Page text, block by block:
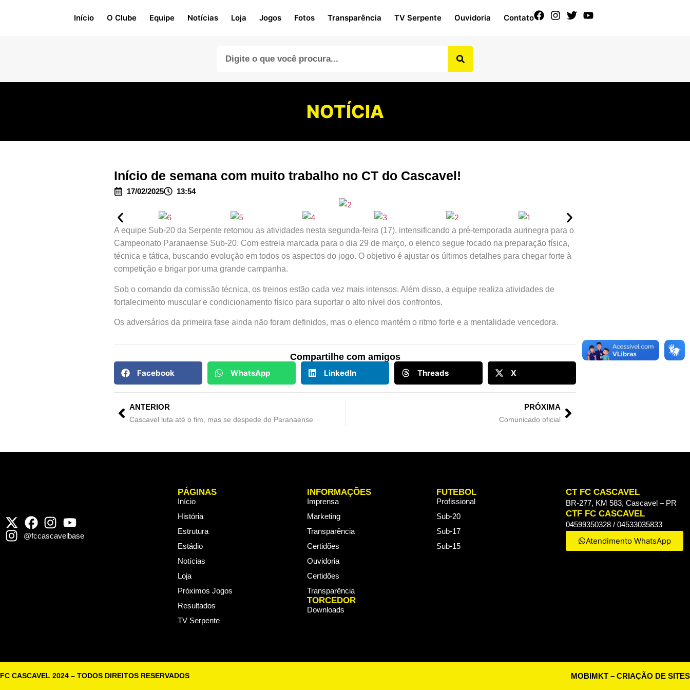
Início O Clube Equipe Notícias Loja Jogos Fotos Transparência TV Serpente Ouvidoria Contato
NOTÍCIA
Início de semana com muito trabalho no CT do Cascavel!
17/02/2025 13:54
A equipe Sub-20 da Serpente retomou as atividades nesta segunda-feira (17), intensificando a pré-temporada aurinegra para o
Campeonato Paranaense Sub-20. Com estreia marcada para o dia 29 de março, o elenco segue focado na preparação física,
técnica e tática, buscando evolução em todos os aspectos do jogo. O objetivo é ajustar os últimos detalhes para chegar forte à
competição e brigar por uma grande campanha.
Sob o comando da comissão técnica, os treinos estão cada vez mais intensos. Além disso, a equipe realiza atividades de
fortalecimento muscular e condicionamento físico para suportar o alto nível dos confrontos.
Os adversários da primeira fase ainda não foram definidos, mas o elenco mantém o ritmo forte e a mentalidade vencedora.
Compartilhe com amigos
Facebook WhatsApp LinkedIn Threads X
ANTERIOR
Cascavel luta até o fim, mas se despede do Paranaense
PRÓXIMA
Comunicado oficial
@fccascavelbase
PÁGINAS
Início
História
Estrutura
Estádio
Notícias
Loja
Próximos Jogos
Resultados
TV Serpente
INFORMAÇÕES
Imprensa
Marketing
Transparência
Certidões
Ouvidoria
Certidões
Transparência
TORCEDOR
Downloads
FUTEBOL
Profissional
Sub-20
Sub-17
Sub-15
CT FC CASCAVEL
BR-277, KM 583, Cascavel – PR
CTF FC CASCAVEL
04599350328 / 04533035833
Atendimento WhatsApp
FC CASCAVEL 2024 – TODOS DIREITOS RESERVADOS MOBIMKT – CRIAÇÃO DE SITES